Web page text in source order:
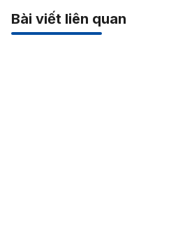
Bài viết liên quan